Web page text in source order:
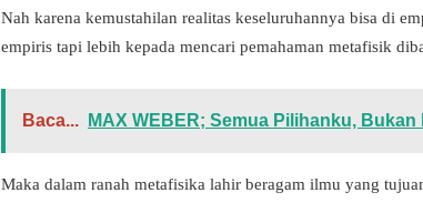
Nah karena kemustahilan realitas keseluruhannya bisa di
empiris tapi lebih kepada mencari pemahaman metafisik
Baca... MAX WEBER; Semua Pilihanku,
Maka dalam ranah metafisika lahir beragam ilmu yang